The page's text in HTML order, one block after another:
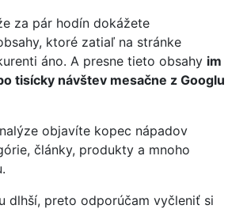
za pár hodín dokážete
ktoré zatiaľ na stránke
áno. A presne tieto obsahy im
tisícky návštev mesačne z Googlu
objavíte kopec nápadov
články, produkty a mnoho
dlhší, preto odporúčam vyčleniť si